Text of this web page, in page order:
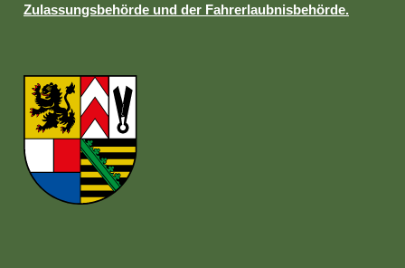
Zulassungsbehörde und der Fahrerlaubnisbehörde.